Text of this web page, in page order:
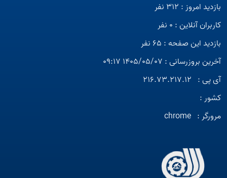
بازدید امروز : 312 نفر
کاربران آنلاین : 0 نفر
بازدید این صفحه : 65 نفر
آخرین بروزرسانی : 1405/05/07 09:17
آی پی : 216.73.217.12
کشور :
مرورگر : chrome